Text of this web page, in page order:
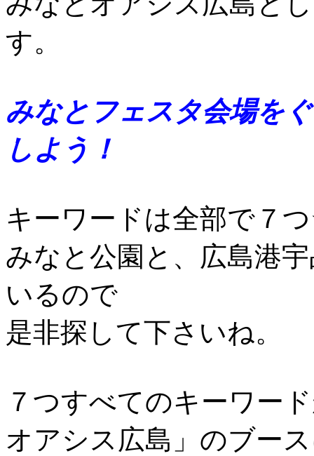
す。
みなとフェスタ会場を
しよう！
キーワードは全部
みなと公園と、広島港
いるので
是非探して下さいね。
７つすべてのキーワー
オアシス広島」のブー